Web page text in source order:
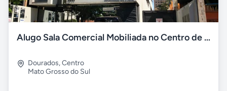
Alugo Sala Comercial Mobiliada no Centro de Dourados / MS
Dourados,Centro
Mato Grosso do Sul